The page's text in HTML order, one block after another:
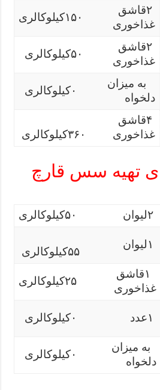
۲قاشق
غذاخوری
۲قاشق
غذاخوری
به میزان
دلخواه
۴قاشق
غذاخوری
۳۶۰کیلوکالری
تهیه سس قارچ
۲لیوان
۵۵کیلوکالری
۱قاشق
غذاخوری
۲۵کیلوکالری
به میزان
دلخواه